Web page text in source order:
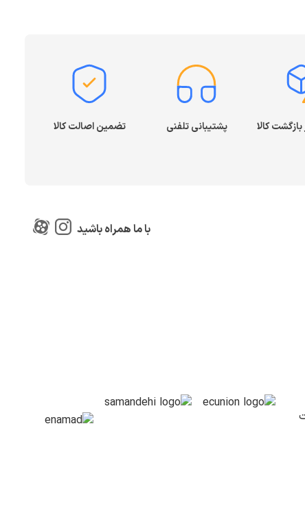
پشتیبانی تلفنی تضمین اصالت کالا
با ما همراه باشید